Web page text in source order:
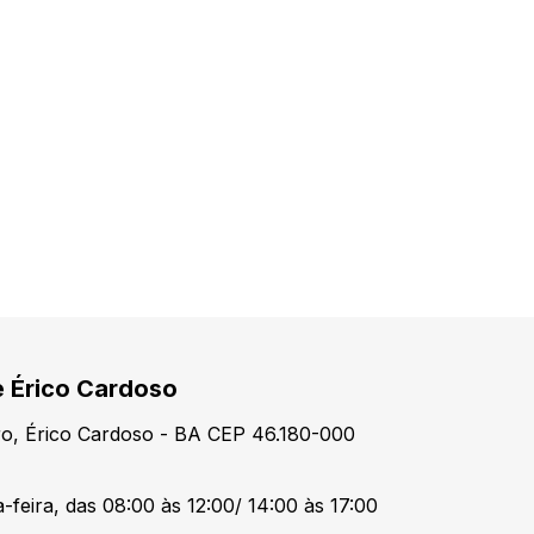
Érico Cardoso
Érico Cardoso - BA CEP 46.180-000
feira, das 08:00 às 12:00/ 14:00 às 17:00